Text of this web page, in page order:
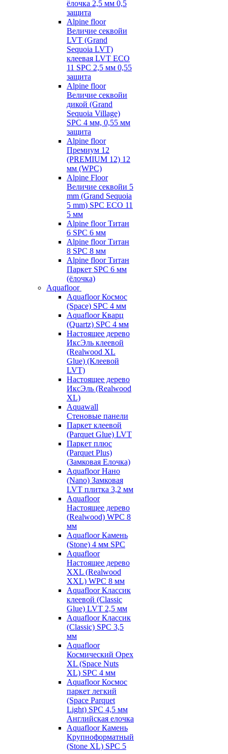
ёлочка 2,5 мм 0,5
защита
Alpine floor
Величие секвойи
LVT (Grand
Sequoia LVT)
клеевая LVT ECO
11 SPC 2,5 мм 0,55
защита
Alpine floor
Величие секвойи
дикой (Grand
Sequoia Village)
SPC 4 мм, 0,55 мм
защита
Alpine floor
Премиум 12
(PREMIUM 12) 12
мм (WPC)
Alpine Floor
Величие секвойи 5
mm (Grand Sequoia
5 mm) SPC ECO 11
5 мм
Alpine floor Титан
6 SPC 6 мм
Alpine floor Титан
8 SPC 8 мм
Alpine floor Титан
Паркет SPC 6 мм
(ёлочка)
Aquafloor
Aquafloor Космос
(Space) SPC 4 мм
Aquafloor Кварц
(Quartz) SPC 4 мм
Настоящее дерево
ИксЭль клеевой
(Realwood XL
Glue) (Клеевой
LVT)
Настоящее дерево
ИксЭль (Realwood
XL)
Aquawall
Стеновые панели
Паркет клеевой
(Parquet Glue) LVT
Паркет плюс
(Parquet Plus)
(Замковая Елочка)
Aquafloor Нано
(Nano) Замковая
LVT плитка 3,2 мм
Aquafloor
Настоящее дерево
(Realwood) WPC 8
мм
Aquafloor Камень
(Stone) 4 мм SPC
Aquafloor
Настоящее дерево
XXL (Realwood
XXL) WPC 8 мм
Aquafloor Классик
клеевой (Classic
Glue) LVT 2,5 мм
Aquafloor Классик
(Classic) SPC 3,5
мм
Aquafloor
Космический Орех
XL (Space Nuts
XL) SPC 4 мм
Aquafloor Космос
паркет легкий
(Space Parquet
Light) SPC 4,5 мм
Английская елочка
Aquafloor Камень
Крупноформатный
(Stone XL) SPC 5